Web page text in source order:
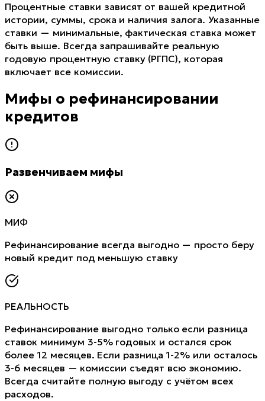
Процентные ставки зависят от вашей кредитной
истории, суммы, срока и наличия залога. Указанные
ставки — минимальные, фактическая ставка может
быть выше. Всегда запрашивайте реальную
годовую процентную ставку (РГПС), которая
включает все комиссии.
Мифы о рефинансировании
кредитов
Развенчиваем мифы
МИФ
Рефинансирование всегда выгодно — просто беру
новый кредит под меньшую ставку
РЕАЛЬНОСТЬ
Рефинансирование выгодно только если разница
ставок минимум 3-5% годовых и остался срок
более 12 месяцев. Если разница 1-2% или осталось
3-6 месяцев — комиссии съедят всю экономию.
Всегда считайте полную выгоду с учётом всех
расходов.